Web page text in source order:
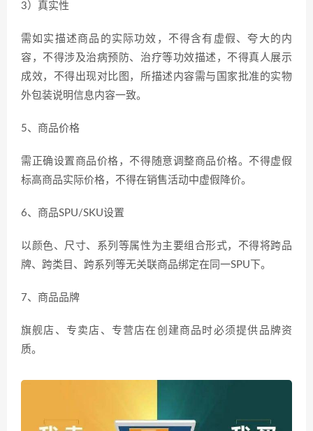
3）真实性
需如实描述商品的实际功效，不得含有虚假、夸大的内
容，不得涉及治病预防、治疗等功效描述，不得真人展示
成效，不得出现对比图，所描述内容需与国家批准的实物
外包装说明信息内容一致。
5、商品价格
需正确设置商品价格，不得随意调整商品价格。不得虚假
标高商品实际价格，不得在销售活动中虚假降价。
6、商品SPU/SKU设置
以颜色、尺寸、系列等属性为主要组合形式，不得将跨品
牌、跨类目、跨系列等无关联商品绑定在同一SPU下。
7、商品品牌
旗舰店、专卖店、专营店在创建商品时必须提供品牌资
质。